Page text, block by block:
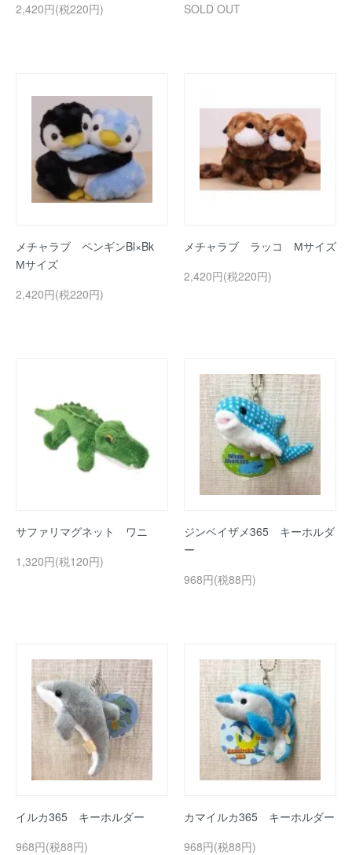
2,420円(税220円)
SOLD OUT
メチャラブ ペンギンBl×Bk
Мサイズ
2,420円(税220円)
メチャラブ ラッコ Мサイズ
2,420円(税220円)
サファリマグネット ワニ
1,320円(税120円)
ジンベイザメ365 キーホルダ
ー
968円(税88円)
イルカ365 キーホルダー
968円(税88円)
カマイルカ365 キーホルダー
968円(税88円)